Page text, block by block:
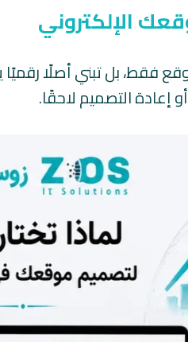
الإلكتروني
فقط، بل تبني أصلًا
إعادة التصميم لاحقًا.